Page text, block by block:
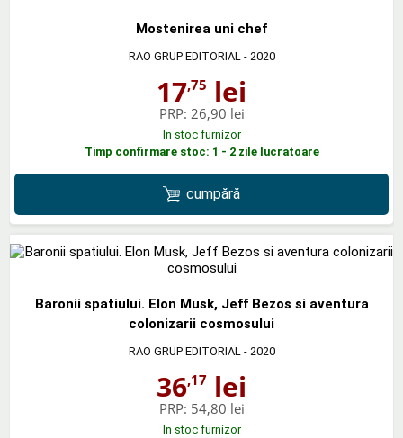
Mostenirea uni chef
RAO GRUP EDITORIAL - 2020
17,75 lei
PRP: 26,90 lei
In stoc furnizor
Timp confirmare stoc: 1 - 2 zile lucratoare
cumpără
Baronii spatiului. Elon Musk, Jeff Bezos si aventura
colonizarii cosmosului
RAO GRUP EDITORIAL- 2020
36,17 lei
PRP: 54,80 lei
In stoc furnizor